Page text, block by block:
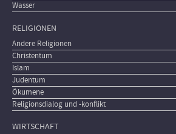
Wasser
RELIGIONEN
Andere Religionen
Christentum
Islam
Judentum
Ökumene
Religionsdialog und -konflikt
WIRTSCHAFT